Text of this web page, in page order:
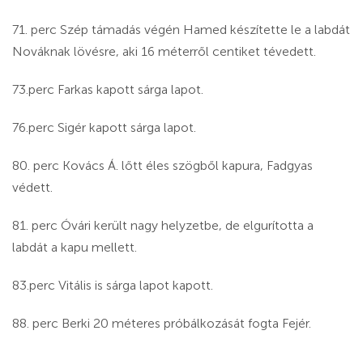
71. perc Szép támadás végén Hamed készítette le a labdát
Nováknak lövésre, aki 16 méterről centiket tévedett.
73.perc Farkas kapott sárga lapot.
76.perc Sigér kapott sárga lapot.
80. perc Kovács Á. lőtt éles szögből kapura, Fadgyas
védett.
81. perc Óvári került nagy helyzetbe, de elgurította a
labdát a kapu mellett.
83.perc Vitális is sárga lapot kapott.
88. perc Berki 20 méteres próbálkozását fogta Fejér.